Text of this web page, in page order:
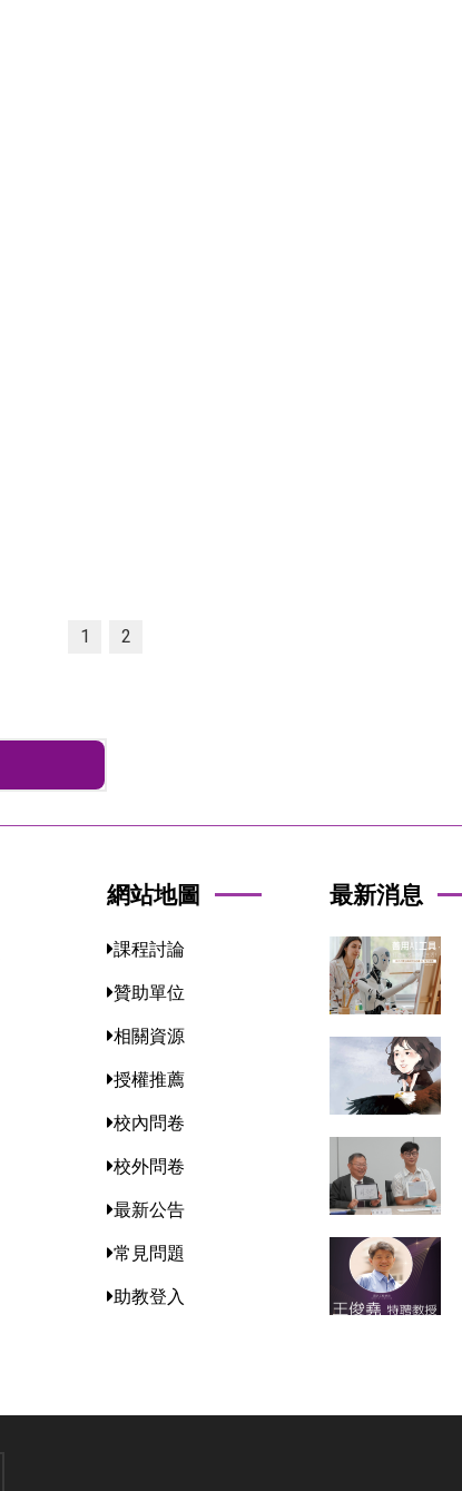
1 2
網站地圖
課程討論
贊助單位
相關資源
授權推薦
校內問卷
校外問卷
最新公告
常見問題
助教登入
最新消息